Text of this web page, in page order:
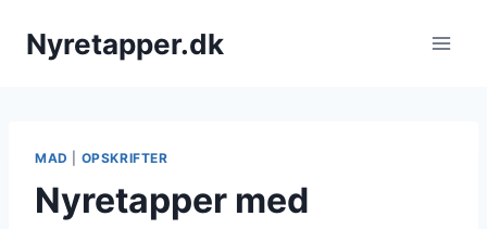
Nyretapper.dk
MAD OPSKRIFTER
Nyretapper med